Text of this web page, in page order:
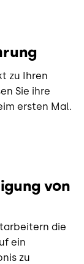
zu Ihren
Sie ihre
ersten Mal.
von
die
ein
zu